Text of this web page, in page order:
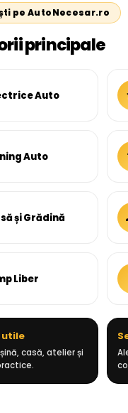
pe AutoNecesar.ro
principale
Auto
Auto
și Grădină
Liber
utile
casă, atelier și